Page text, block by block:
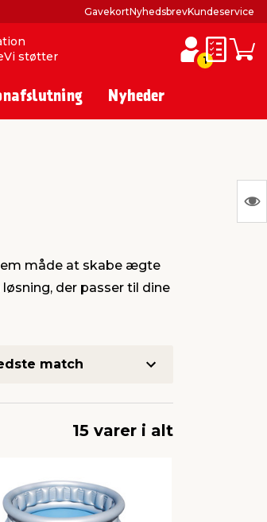
Vi støtter 1
GavekortNyhedsbrevKundeservice
Nyheder
måde at skabe ægte
der passer til dine
15 varer i alt